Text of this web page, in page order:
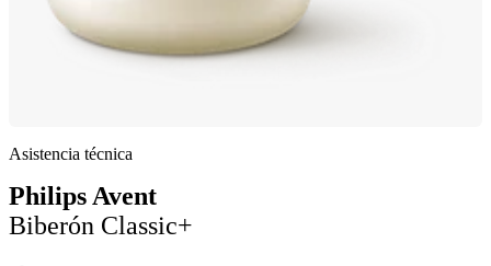
Asistencia técnica
Philips Avent
Biberón Classic+